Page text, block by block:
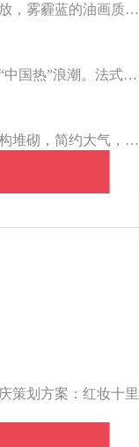
灵感源于油画般的莫奈花园，以花朵的绽放，雾霾蓝的油画质感打造，簇拥着花房的精美花艺点缀。在这幽静美好的方寸之地，浪漫正在生长和蔓延，直至永恒。
灵感源于18世纪后半叶，法国掀起的一股“中国热”浪潮。法式华贵糅合了中国风，中西文化元素的精彩碰撞，打造一座绚烂的复古花园，让浪漫婚礼增添了一份优雅气质。
灵感源自简约的泰式风格，去掉繁琐的架构堆砌，简约大气，雪山白与玛莎拉红的色彩碰撞，打造一种温馨明亮的感觉。